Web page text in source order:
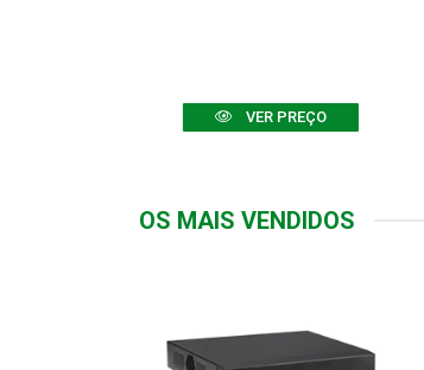
VER PREÇO
OS MAIS VENDIDOS